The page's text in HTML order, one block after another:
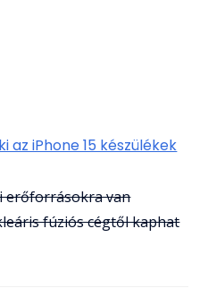
az iPhone 15 készülékek
erőforrásokra van
fúziós cégtől kaphat